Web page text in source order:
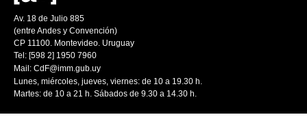
Av. 18 de Julio 885
(entre Andes y Convención)
CP 11100. Montevideo. Uruguay
Tel: [598 2] 1950 7960
Mail: CdF@imm.gub.uy
Lunes, miércoles, jueves, viernes: de 10 a 19.30 h.
Martes: de 10 a 21 h. Sábados de 9.30 a 14.30 h.